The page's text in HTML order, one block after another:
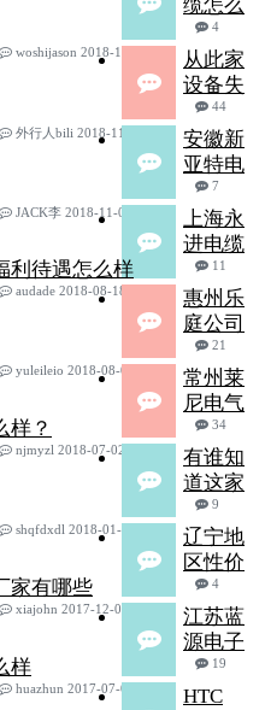
缆怎么
4
woshijason 2018-11-24
从此家
设备失
44
外行人bili 2018-11-11
安徽新
亚特电
7
JACK李 2018-11-05
上海永
进电缆
利待遇怎么样
11
audade 2018-08-18
惠州乐
庭公司
21
yuleileio 2018-08-05
常州莱
尼电气
样？
34
njmyzl 2018-07-02
有谁知
道这家
9
shqfdxdl 2018-01-04
辽宁地
区性价
家有哪些
4
xiajohn 2017-12-04
江苏蓝
源电子
样
19
huazhun 2017-07-06 HTC